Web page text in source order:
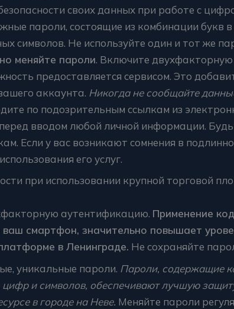
своих данных при работе с
пароли, состоящие из комбинации букв
символов. Не используйте один и тот же
меняйте пароли. Включите
предоставляется сервисом. Это
аккаунта. Никогда не сообщайте
по подозрительным ссылкам из
вводом любой личной информации.
Если у вас возникают сомнения в
его услуг.
при использовании крупной торговой
аутентификацию. Применение
ваш смартфон, значительно повышает
в Ленинграде. Не сохраняйте
уникальные пароли. Пароли, содержащие
цифр и символов, обеспечивают лучшую
в городе на Неве. Меняйте пароли